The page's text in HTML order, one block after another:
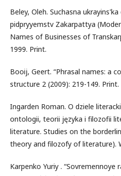
Beley, Oleh. Suchasna
pidpryyemstv Zakarpattya
Names of Businesses of
1999. Print.
Booij, Geert. “Phrasal names: a
structure 2 (2009): 219-149. Print.
Ingarden Roman. O dziele
ontologii, teorii języka i filozofii
literature. Studies on the
theory and filozofy of literature).
Karpenko Yuriy . “Sovremennoye